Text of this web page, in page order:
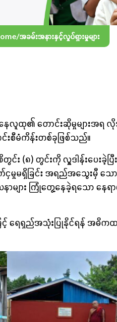
/အခမ်းအနားနှင့်လှုပ်ရှားမှုများ
နေလူထု၏ တောင်းဆိုမှုများအရ
းစီမံကိန်းတစ်ခုဖြစ်သည်။
း (၈) တွင်းကို လှူဒါန်းပေးခဲ့ပြီ
ငှမှုမရှိခြင်း အရည်အသွေးမှီ သေ
များ ကြုံတွေ့နေခဲ့ရသော နေရာမ
ရေရှည်အသုံးပြုနိုင်ရန် အဓိကထာ